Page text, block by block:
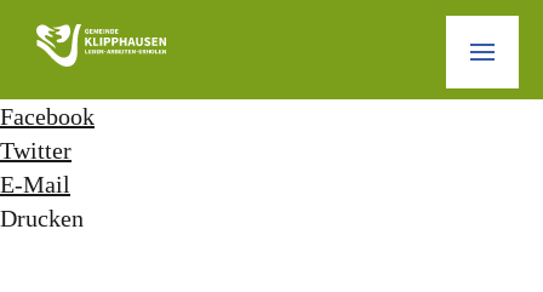
Facebook
Twitter
E-Mail
Drucken